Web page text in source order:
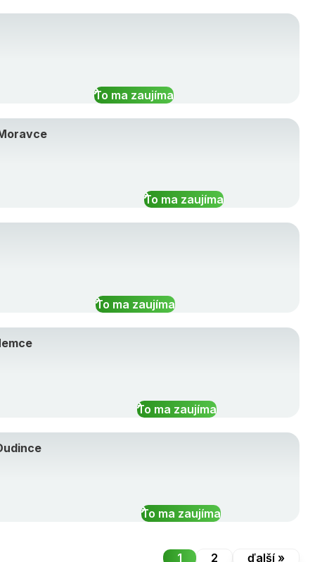
To ma zaujíma
To ma zaujíma
To ma zaujíma
To ma zaujíma
To ma zaujíma
1 2 ďalší »